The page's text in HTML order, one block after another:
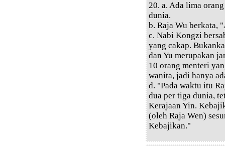
20. a. Ada lima
dunia.
b. Raja Wu berkata,
c. Nabi Kongzi
yang cakap.
dan Yu merupakan
10 orang menteri
wanita, jadi hanya
d. "Pada waktu itu
dua per tiga dunia,
Kerajaan Yin.
(oleh Raja Wen)
Kebajikan."